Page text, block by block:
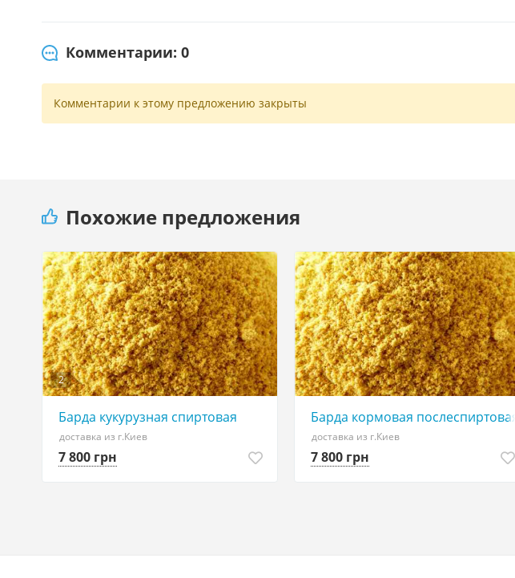
Комментарии: 0
Комментарии к этому предложению закрыты
Похожие предложения
2
Барда кукурузная спиртовая
доставка из г.Киев
7 800 грн
Барда кормовая послеспиртовая
доставка из г.Киев
7 800 грн